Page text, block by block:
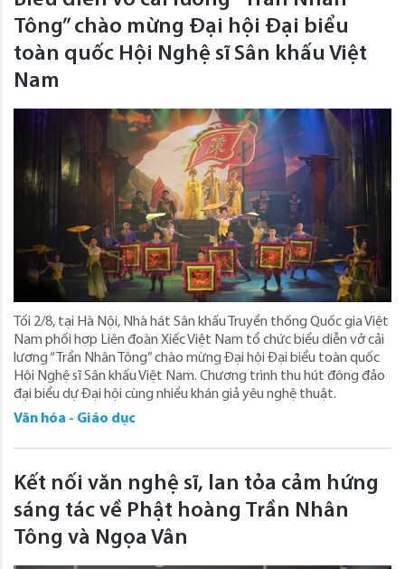
Tông” chào mừng Đại hội Đại biểu
toàn quốc Hội Nghệ sĩ Sân khấu Việt
Nam
Tối 2/8, tại Hà Nội, Nhà hát Sân khấu Truyền thống Quốc gia Việt
Nam phối hợp Liên đoàn Xiếc Việt Nam tổ chức biểu diễn vở cải
lương “Trần Nhân Tông” chào mừng Đại hội Đại biểu toàn quốc
Hội Nghệ sĩ Sân khấu Việt Nam. Chương trình thu hút đông đảo
đại biểu dự Đại hội cùng nhiều khán giả yêu nghệ thuật.
Văn hóa - Giáo dục
Kết nối văn nghệ sĩ, lan tỏa cảm hứng
sáng tác về Phật hoàng Trần Nhân
Tông và Ngọa Vân